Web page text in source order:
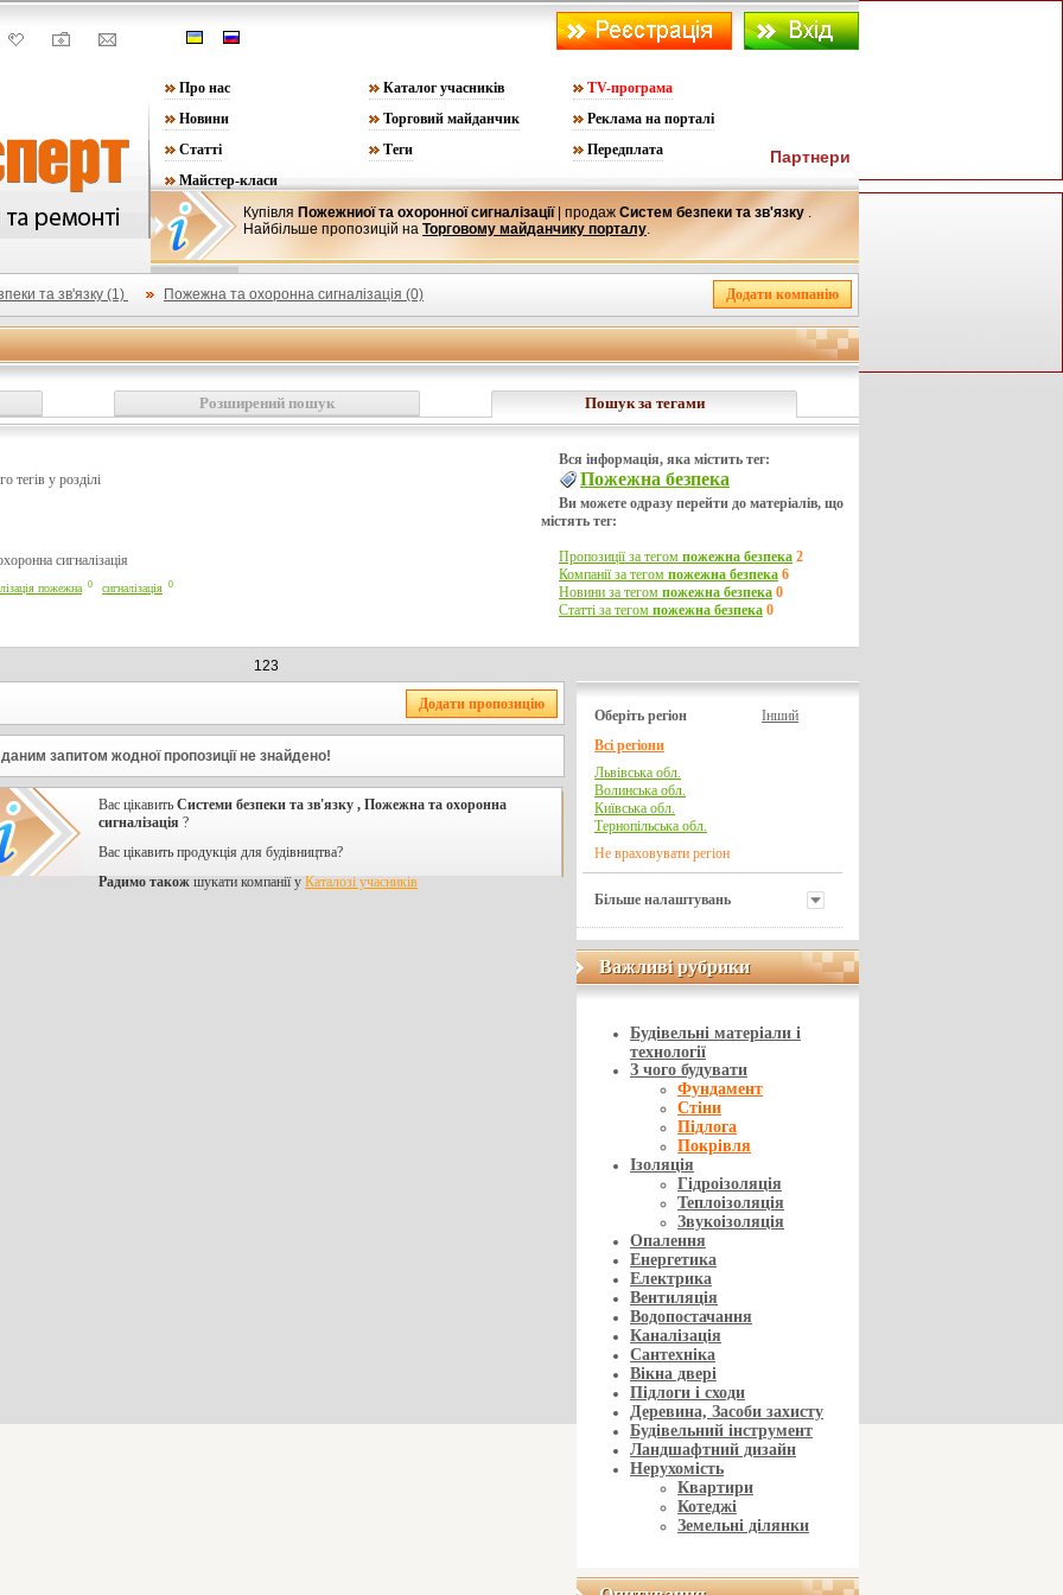
Про нас Каталог учасників
TV-програма
Новини
Торговий майданчик
Реклама на порталі
Статті
Теги
Передплата
Майстер-класи
Партнери
Купівля Пожежниої та охоронної сигналізації| продаж Систем безпеки та зв'язку .
Найбільше пропозицій на Торговому майданчику порталу.
та зв'язку (1) Пожежна та охоронна сигналізація (0)
Розширений пошук Пошук за тегами
тегів у розділі
Вся інформація, яка містить тег:
Пожежна безпека
сигналізація
пожежна 0 сигналізація 0
Ви можете одразу перейти до матеріалів, що
містять тег:
Пропозиції за тегом пожежна безпека 2
Компанії за тегом пожежна безпека 6
Новини за тегом пожежна безпека 0
Статті за тегом пожежна безпека 0
123
запитом жодної пропозиції не знайдено!
Вас цікавить Системи безпеки та зв'язку , Пожежна та охоронна
сигналізація ?
Вас цікавить продукція для будівництва?
Радимо також шукати компанії у Каталозі учасників
Оберіть регіон
Інший
Всі регіони
Львівська обл.
Волинська обл.
Київська обл.
Тернопільська обл.
Не враховувати регіон
Більше налаштувань
Важливі рубрики
Важливі рубрики
Будівельні матеріали і
технології
З чого будувати
Фундамент
Стіни
Підлога
Покрівля
Ізоляція
Гідроізоляція
Теплоізоляція
Звукоізоляція
Опалення
Енергетика
Електрика
Вентиляція
Водопостачання
Каналізація
Сантехніка
Вікна двері
Підлоги і сходи
Деревина, Засоби захисту
Будівельний інструмент
Ландшафтний дизайн
Нерухомість
Квартири
Котеджі
Земельні ділянки